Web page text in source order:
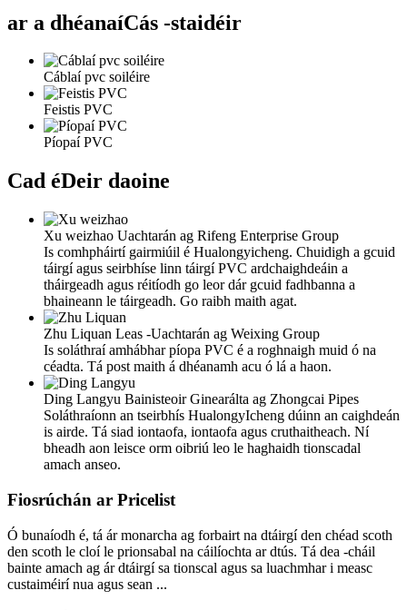
ar a dhéanaíCás -staidéir
Cáblaí pvc soiléire
Feistis PVC
Píopaí PVC
Cad éDeir daoine
Xu weizhao Uachtarán ag Rifeng Enterprise Group
Is comhpháirtí gairmiúil é Hualongyicheng. Chuidigh a gcuid
táirgí agus seirbhíse linn táirgí PVC ardchaighdeáin a
tháirgeadh agus réitíodh go leor dár gcuid fadhbanna a
bhaineann le táirgeadh. Go raibh maith agat.
Zhu Liquan Leas -Uachtarán ag Weixing Group
Is soláthraí amhábhar píopa PVC é a roghnaigh muid ó na
céadta. Tá post maith á dhéanamh acu ó lá a haon.
Ding Langyu Bainisteoir Ginearálta ag Zhongcai Pipes
Soláthraíonn an tseirbhís HualongyIcheng dúinn an caighdeán
is airde. Tá siad iontaofa, iontaofa agus cruthaitheach. Ní
bheadh ​​aon leisce orm oibriú leo le haghaidh tionscadal
amach anseo.
Fiosrúchán ar Pricelist
Ó bunaíodh é, tá ár monarcha ag forbairt na dtáirgí den chéad scoth
den scoth le cloí le prionsabal na cáilíochta ar dtús. Tá dea -cháil
bainte amach ag ár dtáirgí sa tionscal agus sa luachmhar i measc
custaiméirí nua agus sean ...